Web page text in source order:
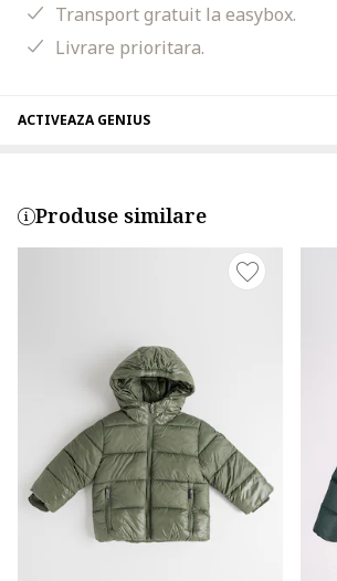
Transport gratuit la easybox.
Livrare prioritara.
ACTIVEAZA GENIUS
Produse similare